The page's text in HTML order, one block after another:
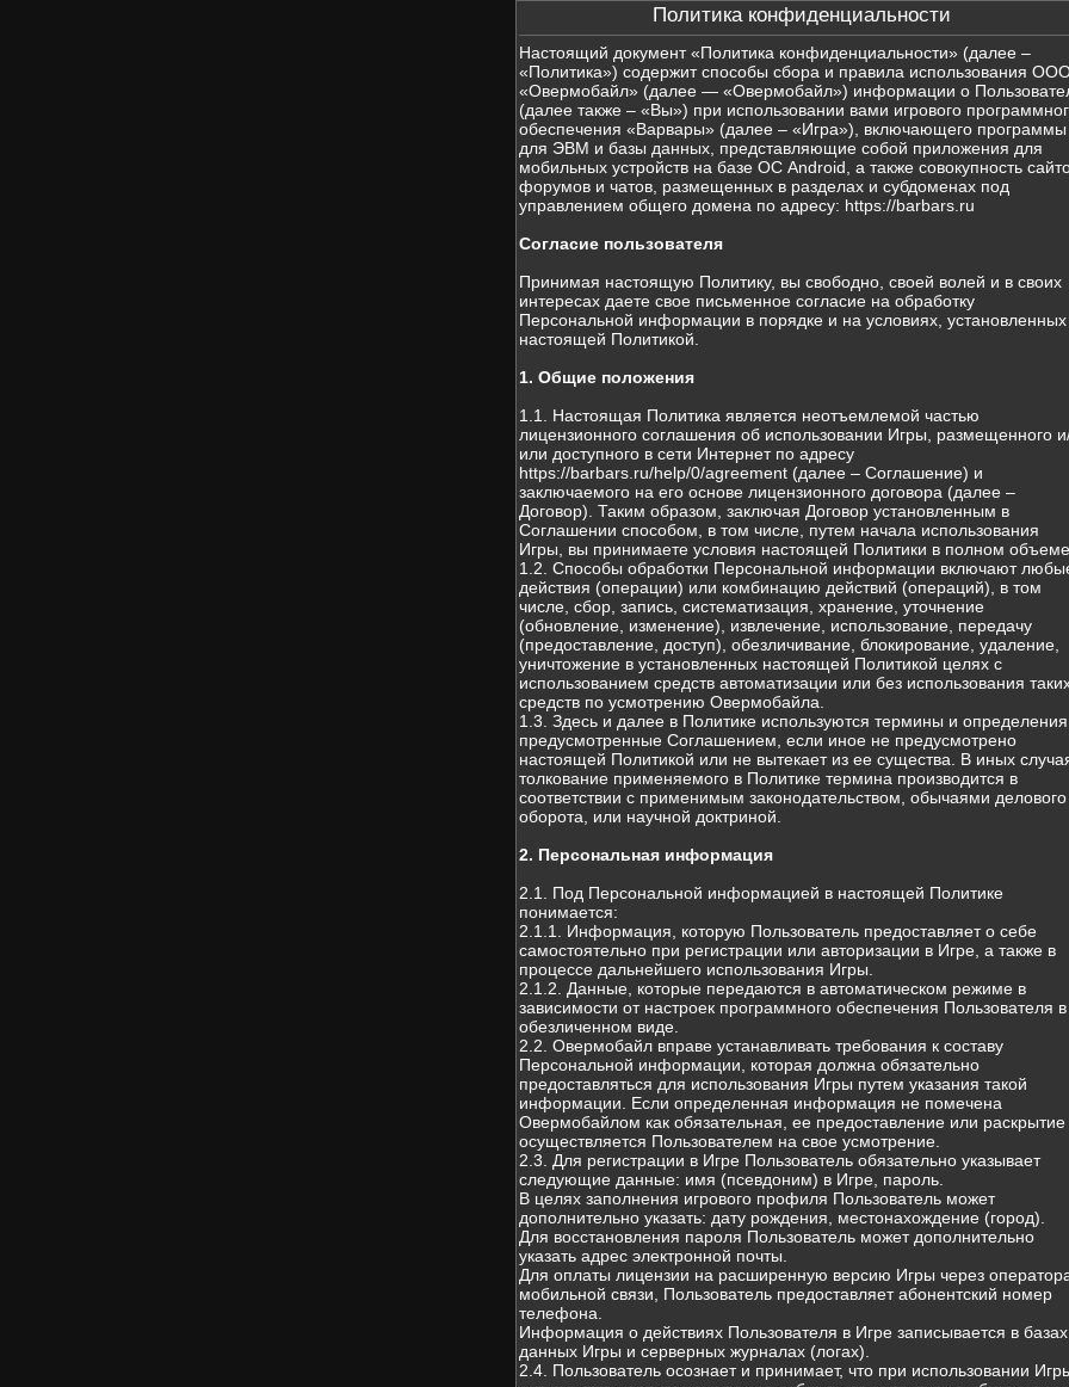
Политика конфиденциальности
Настоящий документ «Политика конфиденциальности» (далее –
«Политика») содержит способы сбора и правила использования
«Овермобайл» (далее — «Овермобайл») информации о
(далее также – «Вы») при использовании вами игрового
обеспечения «Варвары» (далее – «Игра»), включающего программы
для ЭВМ и базы данных, представляющие собой приложения для
мобильных устройств на базе ОС Android, а также совокупность
форумов и чатов, размещенных в разделах и субдоменах под
управлением общего домена по адресу: https://barbars.ru
Согласие пользователя
Принимая настоящую Политику, вы свободно, своей волей и в своих
интересах даете свое письменное согласие на обработку
Персональной информации в порядке и на условиях, установленных
настоящей Политикой.
1. Общие положения
1.1. Настоящая Политика является неотъемлемой частью
лицензионного соглашения об использовании Игры, размещенного
или доступного в сети Интернет по адресу
https://barbars.ru/help/0/agreement (далее – Соглашение) и
заключаемого на его основе лицензионного договора (далее –
Договор). Таким образом, заключая Договор установленным в
Соглашении способом, в том числе, путем начала использования
Игры, вы принимаете условия настоящей Политики в полном объеме.
1.2. Способы обработки Персональной информации включают
действия (операции) или комбинацию действий (операций), в том
числе, сбор, запись, систематизация, хранение, уточнение
(обновление, изменение), извлечение, использование, передачу
(предоставление, доступ), обезличивание, блокирование, удаление,
уничтожение в установленных настоящей Политикой целях с
использованием средств автоматизации или без использования
средств по усмотрению Овермобайла.
1.3. Здесь и далее в Политике используются термины и определения,
предусмотренные Соглашением, если иное не предусмотрено
настоящей Политикой или не вытекает из ее существа. В иных
толкование применяемого в Политике термина производится в
соответствии с применимым законодательством, обычаями делового
оборота, или научной доктриной.
2. Персональная информация
2.1. Под Персональной информацией в настоящей Политике
понимается:
2.1.1. Информация, которую Пользователь предоставляет о себе
самостоятельно при регистрации или авторизации в Игре, а также в
процессе дальнейшего использования Игры.
2.1.2. Данные, которые передаются в автоматическом режиме в
зависимости от настроек программного обеспечения Пользователя в
обезличенном виде.
2.2. Овермобайл вправе устанавливать требования к составу
Персональной информации, которая должна обязательно
предоставляться для использования Игры путем указания такой
информации. Если определенная информация не помечена
Овермобайлом как обязательная, ее предоставление или раскрытие
осуществляется Пользователем на свое усмотрение.
2.3. Для регистрации в Игре Пользователь обязательно указывает
следующие данные: имя (псевдоним) в Игре, пароль.
В целях заполнения игрового профиля Пользователь может
дополнительно указать: дату рождения, местонахождение (город).
Для восстановления пароля Пользователь может дополнительно
указать адрес электронной почты.
Для оплаты лицензии на расширенную версию Игры через
мобильной связи, Пользователь предоставляет абонентский номер
телефона.
Информация о действиях Пользователя в Игре записывается в базах
данных Игры и серверных журналах (логах).
2.4. Пользователь осознает и принимает, что при использовании